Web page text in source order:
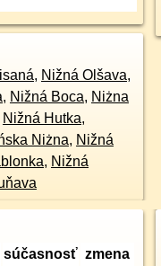
, Nižná Olšava,
, Nižná Boca, Niżna
Nižná Hutka,
Niżna, Nižná
, Nižná
súčasnosť zmena